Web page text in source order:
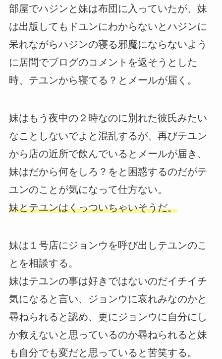
部屋でハジンと妹は布団に入っていたが、妹
は出版してもドユンにわからないとハジンに
呆れながらハジンの寝る邪魔にならないよう
に居間でブログのコメントを返そうとした
時、テユンから寝てる？とメールが届く。
妹はもう夜中の２時なのに別れた彼氏みたい
なことしないでよと混乱するが、再びテユン
から店の近所で飲んでいるとメールが届き、
妹はだから何をしろ？をと困惑するのだがテ
ユンのことが気になって仕方ない。
妹とテユンはくっついちゃいそうだ。
妹は１号店にジョンウを呼び出しテユンのこ
とを相談する。
妹はテユンの事は好きではないのだイチイチ
気になると言い、ジョンウに哀れみなのかと
尋ねられると認め、更にジョンウに自分にし
か救えないと思っているのか尋ねられると妹
も自分でも変だと思っていると苦笑する。